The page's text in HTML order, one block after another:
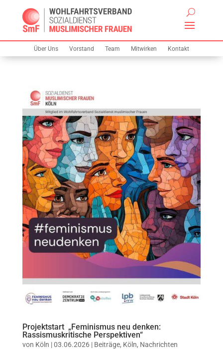
Über Uns Vorstand Team Mitwirken Kontakt
Projektstart „Feminismus neu denken:
Rassismuskritische Perspektiven“
von Köln |03.06.2026| Beiträge, Köln, Nachrichten